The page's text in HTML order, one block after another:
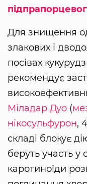
Для знищення
злакових і
посівах
рекомендує
Міладар Дуо (
нікосульфурон,
складі блокує
беруть участь у
каротиноїди